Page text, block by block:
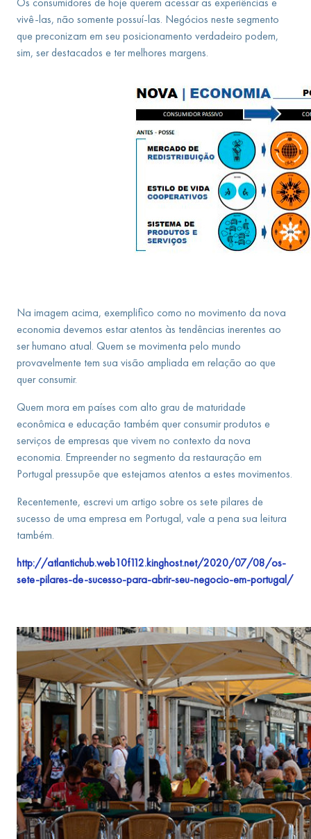
vivê-las, não somente possuí-las. Negócios neste segmento
que preconizam em seu posicionamento verdadeiro podem,
sim, ser destacados e ter melhores margens.
Na imagem acima, exemplifico como no movimento da nova
economia devemos estar atentos às tendências inerentes ao
ser humano atual. Quem se movimenta pelo mundo
provavelmente tem sua visão ampliada em relação ao que
quer consumir.
Quem mora em países com alto grau de maturidade
econômica e educação também quer consumir produtos e
serviços de empresas que vivem no contexto da nova
economia. Empreender no segmento da restauração em
Portugal pressupõe que estejamos atentos a estes movimentos.
Recentemente, escrevi um artigo sobre os sete pilares de
sucesso de uma empresa em Portugal, vale a pena sua leitura
também.
http://atlantichub.web10f112.kinghost.net/2020/07/08/os-
sete-pilares-de-sucesso-para-abrir-seu-negocio-em-portugal/